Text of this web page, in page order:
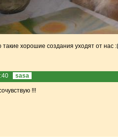
такие хорошие создания уходят от нас
sasa
!!!